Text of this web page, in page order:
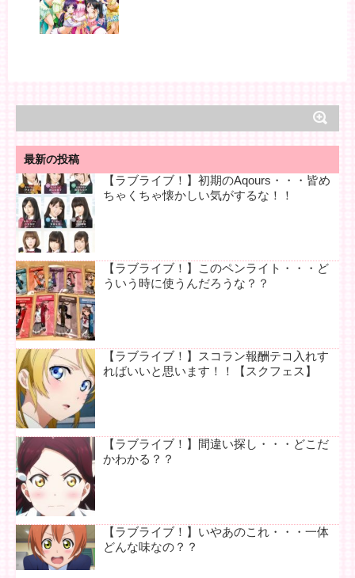
最新の投稿
【ラブライブ！】初期のAqours・・・皆め
ちゃくちゃ懐かしい気がするな！！
【ラブライブ！】このペンライト・・・ど
ういう時に使うんだろうな？？
【ラブライブ！】スコラン報酬テコ入れす
ればいいと思います！！【スクフェス】
【ラブライブ！】間違い探し・・・どこだ
かわかる？？
【ラブライブ！】いやあのこれ・・・一体
どんな味なの？？